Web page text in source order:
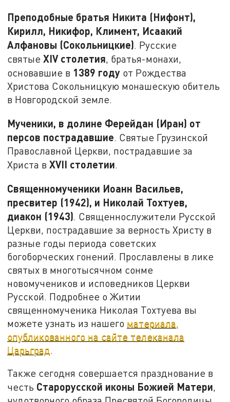
Преподобные братья Никита (Нифонт),
Кирилл, Никифор, Климент, Исаакий
Алфановы (Сокольницкие). Русские
святыеXIV столетия, братья-монахи,
основавшие в 1389 году от Рождества
Христова Сокольницкую монашескую обитель
в Новгородской земле.
Мученики, в долине Ферейдан (Иран) от
персов пострадавшие. Святые Грузинской
Православной Церкви, пострадавшие за
Христа вXVII столетии.
Священномученики Иоанн Васильев,
пресвитер (1942), и Николай Тохтуев,
диакон (1943). Священнослужители Русской
Церкви, пострадавшие за верность Христу в
разные годы периода советских
богоборческих гонений. Прославлены в лике
святых в многотысячном сонме
новомучеников и исповедников Церкви
Русской. Подробнее о Житии
священномученика Николая Тохтуева вы
можете узнать из нашего материала,
опубликованного на сайте телеканала
Царьград.
Также сегодня совершается празднование в
честь Старорусской иконы Божией Матери,